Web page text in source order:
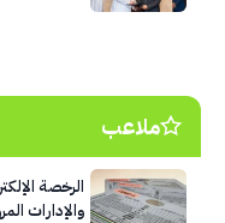
ملاعب
الرخصة
والإدارات